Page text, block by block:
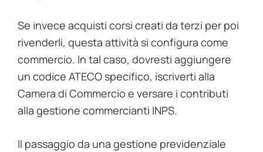
Se invece acquisti corsi creati da terzi per poi
rivenderli, questa attività si configura come
commercio. In tal caso, dovresti aggiungere
un codice ATECO specifico, iscriverti alla
Camera di Commercio e versare i contributi
alla gestione commercianti INPS.
Il passaggio da una gestione previdenziale